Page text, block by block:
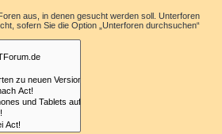
aus, in denen gesucht werden soll. Unterforen
sofern Sie die Option „Unterforen durchsuchen“